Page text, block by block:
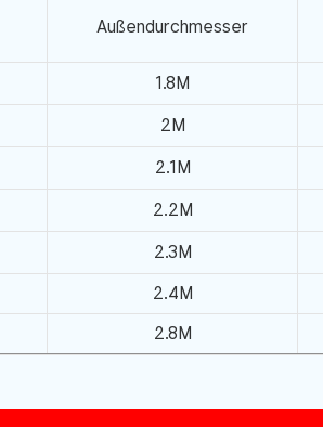
Außendurchmesser
1.8M
2M
2.1M
2.2M
2.3M
2.4M
2.8M